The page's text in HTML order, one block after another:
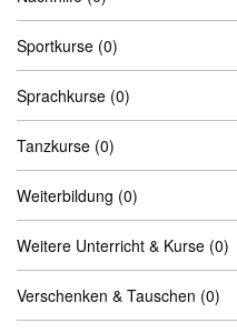
Sportkurse (0)
Sprachkurse (0)
Tanzkurse (0)
Weiterbildung (0)
Weitere Unterricht & Kurse (0)
Verschenken & Tauschen (0)